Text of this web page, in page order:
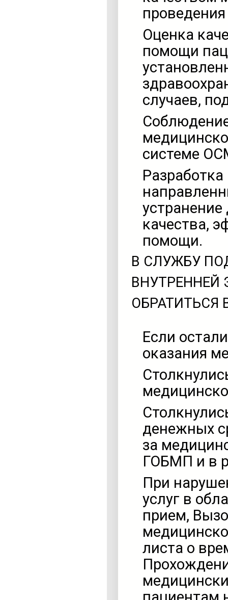
Оценка
помощи
случаев,
системе
качества,
помощи.
В СЛУЖБУ
ОБРАТИТЬСЯ
Если
оказания
денежных
за
ГОБМП и в
При
услуг в
прием,
листа о